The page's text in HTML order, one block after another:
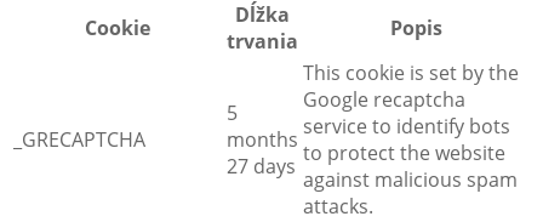
Cookie
Dĺžka
trvania
Popis
_GRECAPTCHA
5
months
27 days
This cookie is set by the
Google recaptcha
service to identify bots
to protect the website
against malicious spam
attacks.